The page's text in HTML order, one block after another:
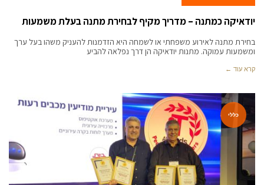
יודאיקה כמתנה – מדריך מקיף לבחירת מתנה בעלת משמעות
בחירת מתנה לאירוע משפחתי או לשמחה היא הזדמנות להעניק משהו בעל ערך
ומשמעות עמוקה. מתנות יודאיקה הן דרך נפלאה להביע
קרא עוד ←
כללי